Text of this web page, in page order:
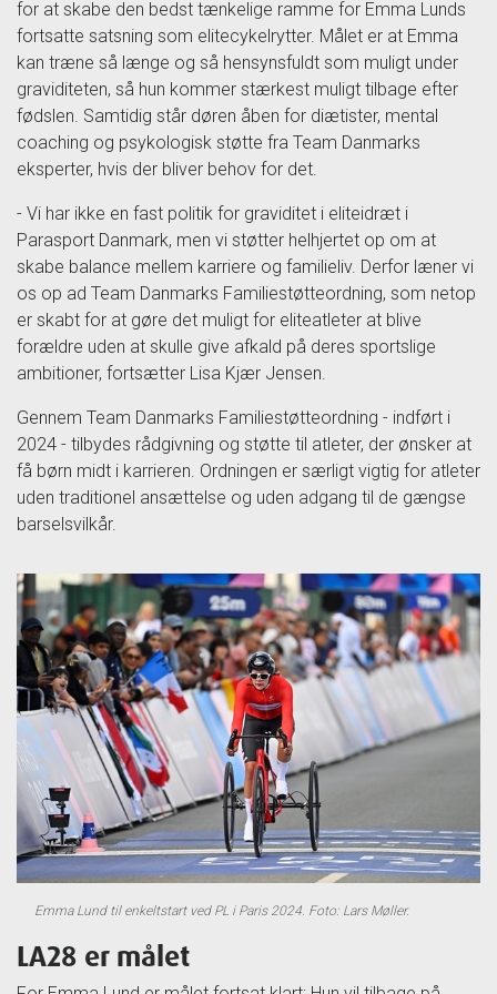
for at skabe den bedst tænkelige ramme for Emma Lunds
fortsatte satsning som elitecykelrytter. Målet er at Emma
kan træne så længe og så hensynsfuldt som muligt under
graviditeten, så hun kommer stærkest muligt tilbage efter
fødslen. Samtidig står døren åben for diætister, mental
coaching og psykologisk støtte fra Team Danmarks
eksperter, hvis der bliver behov for det.
- Vi har ikke en fast politik for graviditet i eliteidræt i
Parasport Danmark, men vi støtter helhjertet op om at
skabe balance mellem karriere og familieliv. Derfor læner vi
os op ad Team Danmarks Familiestøtteordning, som netop
er skabt for at gøre det muligt for eliteatleter at blive
forældre uden at skulle give afkald på deres sportslige
ambitioner, fortsætter Lisa Kjær Jensen.
Gennem Team Danmarks Familiestøtteordning - indført i
2024 - tilbydes rådgivning og støtte til atleter, der ønsker at
få børn midt i karrieren. Ordningen er særligt vigtig for atleter
uden traditionel ansættelse og uden adgang til de gængse
barselsvilkår.
Emma Lund til enkeltstart ved PL i Paris 2024. Foto: Lars Møller.
LA28 er målet